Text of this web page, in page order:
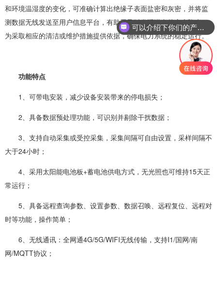
和环境温湿度的变化，可准确计算出绝缘子表面盐密和灰密，并将监
测数据无线发送至用户信息平台，有助于及时发现潜在的安全隐患，
为采取相应的清洁或维护措施提供依据，确保电力系统的稳定运行。
功能特点
1、可带电安装，减少设备安装带来的停电损失；
2、具备数据预处理功能，可识别并剔除干扰数据；
3、支持自动采集或受控采集，采集间隔可自由设置，采样间隔不
大于24小时；
4、采用太阳能电池板+蓄电池供电方式，无光照也可维持15天正
常运行；
5、具备远程查询参数、设置参数、数据召唤、远程复位、远程对
时等功能，操作简单；
6、无线通讯：全网通4G/5G/WIFI无线传输，支持I1/国网/南
网/MQTT协议；
可以介绍下你们的产品么？